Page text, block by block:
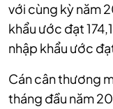
với cùng kỳ năm
khẩu ước đạt
nhập khẩu ước
Cán cân thương
tháng đầu năm